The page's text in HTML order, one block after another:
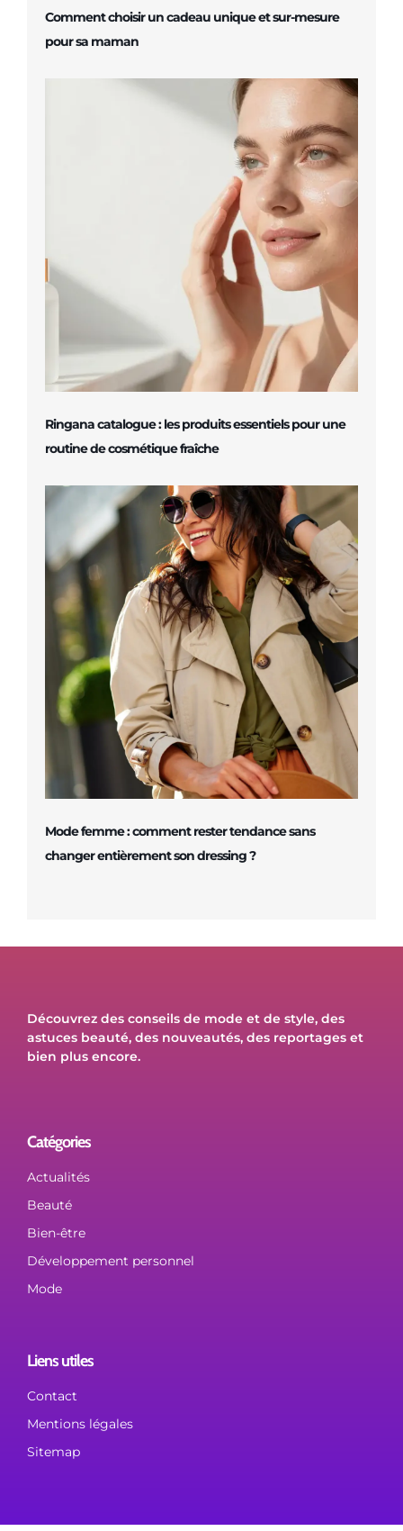
Comment choisir un cadeau unique et sur-mesure
pour sa maman
Ringana catalogue : les produits essentiels pour une
routine de cosmétique fraîche
Mode femme : comment rester tendance sans
changer entièrement son dressing ?
Découvrez des conseils de mode et de style, des
astuces beauté, des nouveautés, des reportages et
bien plus encore.
Catégories
Actualités
Beauté
Bien-être
Développement personnel
Mode
Liens utiles
Contact
Mentions légales
Sitemap